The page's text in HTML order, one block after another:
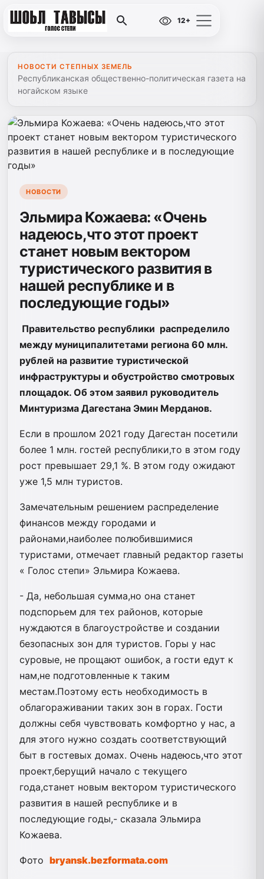
12+
НОВОСТИ СТЕПНЫХ ЗЕМЕЛЬ
Республиканская общественно-политическая газета на
ногайском языке
НОВОСТИ
Эльмира Кожаева: «Очень
надеюсь,что этот проект
станет новым вектором
туристического развития в
нашей республике и в
последующие годы»
Правительство республики распределило
между муниципалитетами региона 60 млн.
рублей на развитие туристической
инфраструктуры и обустройство смотровых
площадок. Об этом заявил руководитель
Минтуризма Дагестана Эмин Мерданов.
Если в прошлом 2021 году Дагестан посетили
более 1 млн. гостей республики,то в этом году
рост превышает 29,1 %. В этом году ожидают
уже 1,5 млн туристов.
Замечательным решением распределение
финансов между городами и
районами,наиболее полюбившимися
туристами, отмечает главный редактор газеты
« Голос степи» Эльмира Кожаева.
- Да, небольшая сумма,но она станет
подспорьем для тех районов, которые
нуждаются в благоустройстве и создании
безопасных зон для туристов. Горы у нас
суровые, не прощают ошибок, а гости едут к
нам,не подготовленные к таким
местам.Поэтому есть необходимость в
облагораживании таких зон в горах. Гости
должны себя чувствовать комфортно у нас, а
для этого нужно создать соответствующий
быт в гостевых домах. Очень надеюсь,что этот
проект,берущий начало с текущего
года,станет новым вектором туристического
развития в нашей республике и в
последующие годы,- сказала Эльмира
Кожаева.
Фото bryansk.bezformata.com